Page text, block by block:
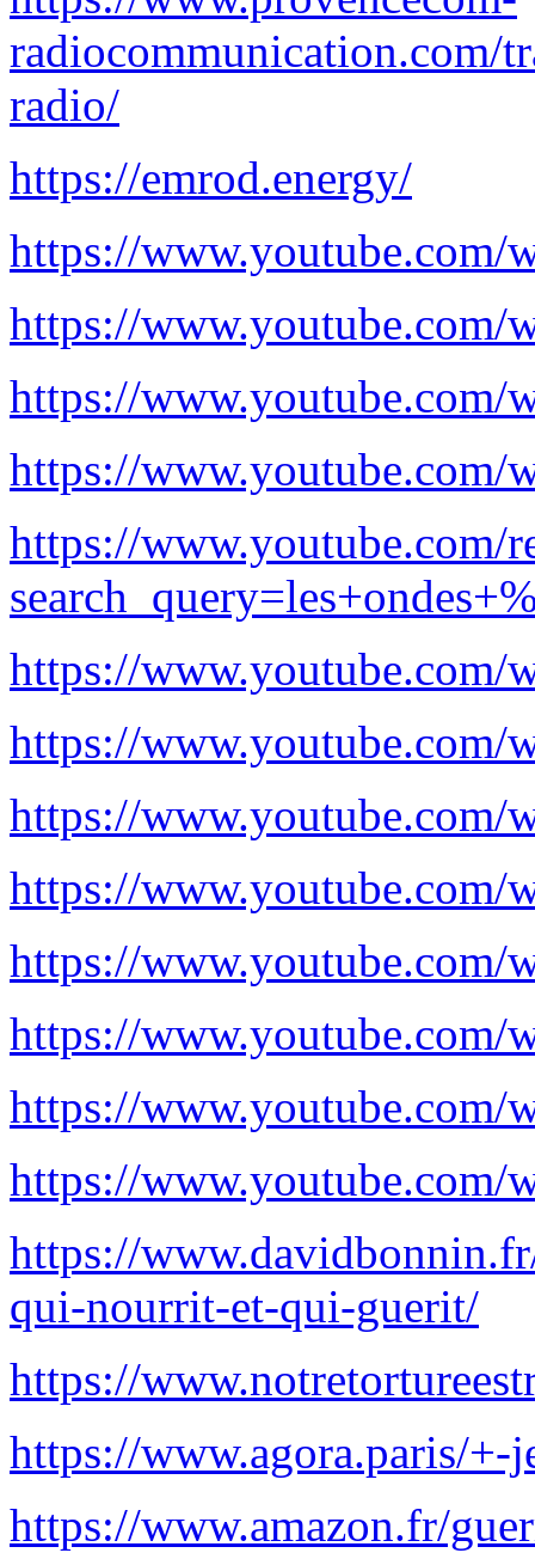
radiocommunication.com/
radio/
https://emrod.energy/
https://www.youtube.com/
https://www.youtube.com/
https://www.youtube.com/
https://
https://www.youtube.com/
https://
https://
https://www.youtube.com/
https://www.youtube.com/
https://www.youtube.com/
https://www.youtube.com/
https://www.youtube.com/
https://www.youtube.com/
https://
qui-nourrit-et-qui-guerit/
https://
https://www.agora.paris/
https://www.amazon.fr/